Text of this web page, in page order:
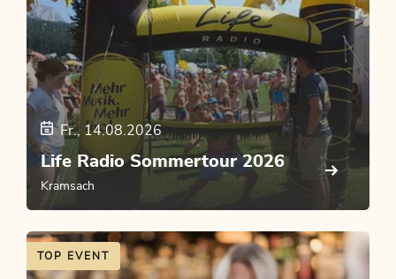
Fr., 14.08.2026
Life Radio Sommertour 2026
Kramsach
TOP EVENT